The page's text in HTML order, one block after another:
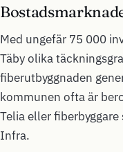
Med ungefär 75 000
Täby olika
fiberutbyggnaden
kommunen ofta är
Telia eller
Infra.